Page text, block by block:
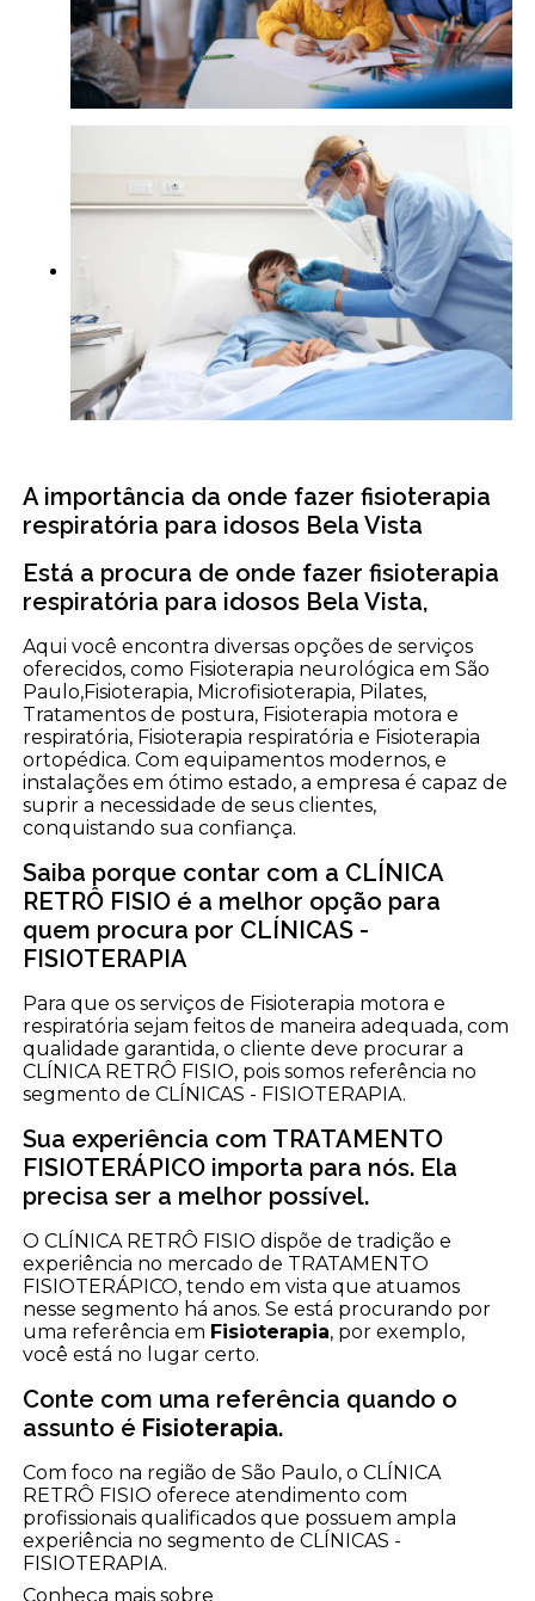
A importância da onde fazer fisioterapia
respiratória para idosos Bela Vista
Está a procura de onde fazer fisioterapia
respiratória para idosos Bela Vista,
Aqui você encontra diversas opções de serviços
oferecidos, como Fisioterapia neurológica em São
Paulo,Fisioterapia, Microfisioterapia, Pilates,
Tratamentos de postura, Fisioterapia motora e
respiratória, Fisioterapia respiratória e Fisioterapia
ortopédica. Com equipamentos modernos, e
instalações em ótimo estado, a empresa é capaz de
suprir a necessidade de seus clientes,
conquistando sua confiança.
Saiba porque contar com a CLÍNICA
RETRÔ FISIO é a melhor opção para
quem procura por CLÍNICAS -
FISIOTERAPIA
Para que os serviços de Fisioterapia motora e
respiratória sejam feitos de maneira adequada, com
qualidade garantida, o cliente deve procurar a
CLÍNICA RETRÔ FISIO, pois somos referência no
segmento de CLÍNICAS - FISIOTERAPIA.
Sua experiência com TRATAMENTO
FISIOTERÁPICO importa para nós. Ela
precisa ser a melhor possível.
O CLÍNICA RETRÔ FISIO dispõe de tradição e
experiência no mercado de TRATAMENTO
FISIOTERÁPICO, tendo em vista que atuamos
nesse segmento há anos. Se está procurando por
uma referência em Fisioterapia, por exemplo,
você está no lugar certo.
Conte com uma referência quando o
assunto é Fisioterapia.
Com foco na região de São Paulo, o CLÍNICA
RETRÔ FISIO oferece atendimento com
profissionais qualificados que possuem ampla
experiência no segmento de CLÍNICAS -
FISIOTERAPIA.
Conheça mais sobre